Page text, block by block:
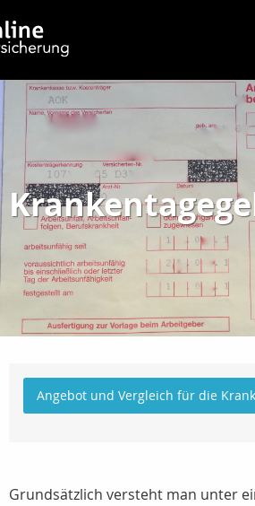
Angebot und Vergleich für die
Grundsätzlich versteht man unter